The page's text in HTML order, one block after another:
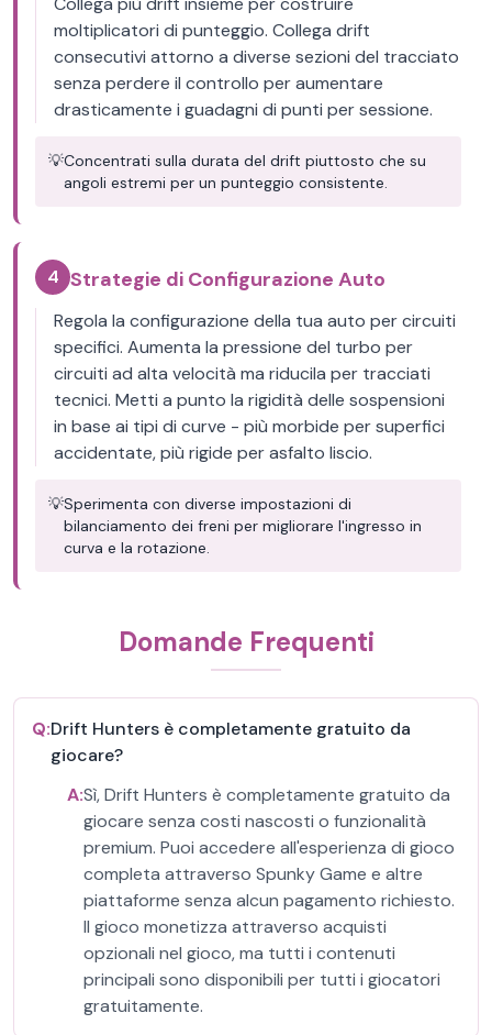
moltiplicatori di punteggio. Collega drift
consecutivi attorno a diverse sezioni del tracciato
senza perdere il controllo per aumentare
drasticamente i guadagni di punti per sessione.
💡Concentrati sulla durata del drift piuttosto che su
angoli estremi per un punteggio consistente.
4 Strategie di Configurazione Auto
Regola la configurazione della tua auto per circuiti
specifici. Aumenta la pressione del turbo per
circuiti ad alta velocità ma riducila per tracciati
tecnici. Metti a punto la rigidità delle sospensioni
in base ai tipi di curve - più morbide per superfici
accidentate, più rigide per asfalto liscio.
💡Sperimenta con diverse impostazioni di
bilanciamento dei freni per migliorare l'ingresso in
curva e la rotazione.
Domande Frequenti
Q:Drift Hunters è completamente gratuito da
giocare?
A:Sì, Drift Hunters è completamente gratuito da
giocare senza costi nascosti o funzionalità
premium. Puoi accedere all'esperienza di gioco
completa attraverso Spunky Game e altre
piattaforme senza alcun pagamento richiesto.
Il gioco monetizza attraverso acquisti
opzionali nel gioco, ma tutti i contenuti
principali sono disponibili per tutti i giocatori
gratuitamente.